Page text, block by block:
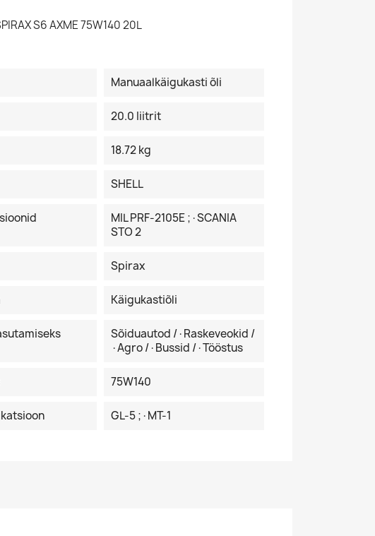
S6 AXME 75W140 20L
Manuaalkäigukasti õli
20.0 Iiitrit
18.72 kg
SHELL
MIL PRF-2105E ;·SCANIA
STO 2
Spirax
Käigukastiõli
Sõiduautod /·Raskeveokid /
·Agro /·Bussid /·Tööstus
75W140
GL-5 ;·MT-1